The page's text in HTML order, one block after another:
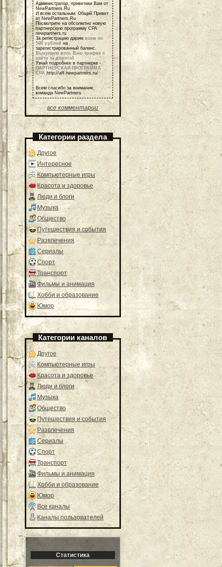
Администратор, приветики Вам от
NewPartners.Ru
И всем остальным, Общий Привет
от NewPartners.Ru
Посмотрите на обсолютно новую
партнерскую программу СРА
newpartners.ru
За регистрацию дарим всем по
500 рублей на
зарегистрированный баланс.
Выкупаем весь Ваш трафик с
сайта за дорого!
Узнай подробнее в партнерке -
ПАРТНЕРСКАЯ ПРОГРАММА
СРА http://aff.newpartners.ru/
Всем спасибо за внимание,
команда NewPartners
все комментарии
Категории раздела
Другое
Интересное
Компьютерные игры
Красота и здоровье
Люди и блоги
Музыка
Общество
Путешествия и события
Развлечения
Сериалы
Спорт
Транспорт
Фильмы и анимация
Хобби и образование
Юмор
Категории каналов
Другое
Компьютерные игры
Красота и здоровье
Люди и блоги
Музыка
Общество
Путешествия и события
Развлечения
Сериалы
Спорт
Транспорт
Фильмы и анимация
Хобби и образование
Юмор
Все каналы
Каналы пользователей
Статистика